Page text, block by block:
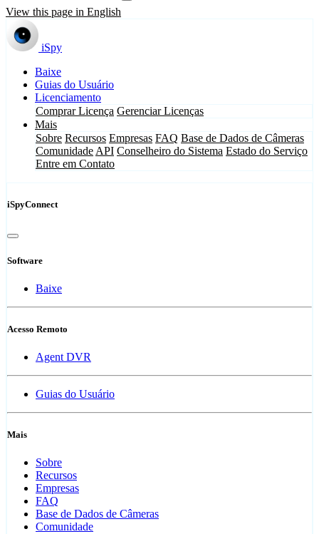
View this page in English
iSpy
Baixe
Guias do Usuário
Licenciamento
Comprar Licença Gerenciar Licenças
Mais
Sobre Recursos Empresas FAQ Base de Dados de Câmeras
Comunidade API Conselheiro do Sistema Estado do Serviço
Entre em Contato
iSpyConnect
Software
Baixe
Acesso Remoto
Agent DVR
Guias do Usuário
Mais
Sobre
Recursos
Empresas
FAQ
Base de Dados de Câmeras
Comunidade